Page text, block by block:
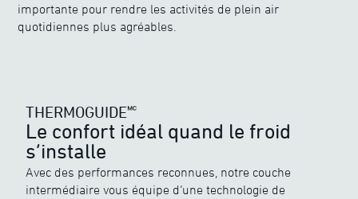
importante pour rendre les activités de plein air
quotidiennes plus agréables.
THERMOGUIDE🅪
Quel système chauffant se porte le
mieux ?
THERMOGUIDE🅪
Le confort idéal quand le froid
s’installe
Avec des performances reconnues, notre couche
intermédiaire vous équipe d’une technologie de